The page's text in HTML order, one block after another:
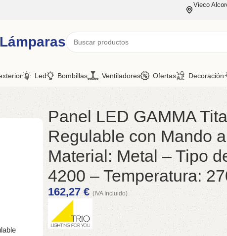
Vieco
Led Bombillas Ventiladores Ofertas Decoración
Panel LED GAMMA
Regulable con Mando
Material: Metal – Tipo
4200 – Temperatura:
162,27€ (IVA Incluido)